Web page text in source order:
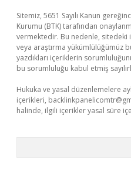
Sitemiz, 5651 Sayılı Kanun
Kurumu (BTK) tarafından
vermektedir. Bu nedenle,
veya araştırma yükümlülüğümüz
yazdıkları içeriklerin
bu sorumluluğu kabul etmiş
Hukuka ve yasal düzenlemelere
içerikleri,
halinde, ilgili içerikler yasal süre